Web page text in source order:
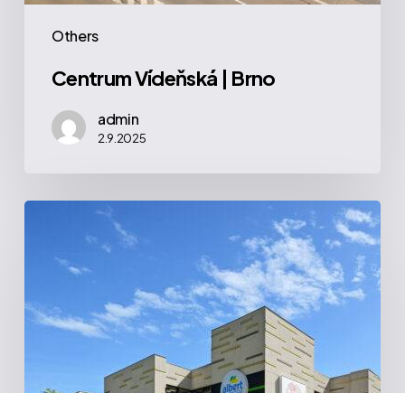
Others
Centrum Vídeňská | Brno
admin
2.9.2025
Obchodní
Praha